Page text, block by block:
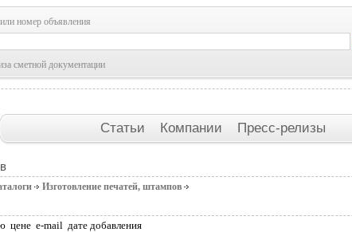
номер объявления
сметной документации
Статьи Компании Пресс-релизы
Изготовление печатей, штампов
цене e-mail дате добавления